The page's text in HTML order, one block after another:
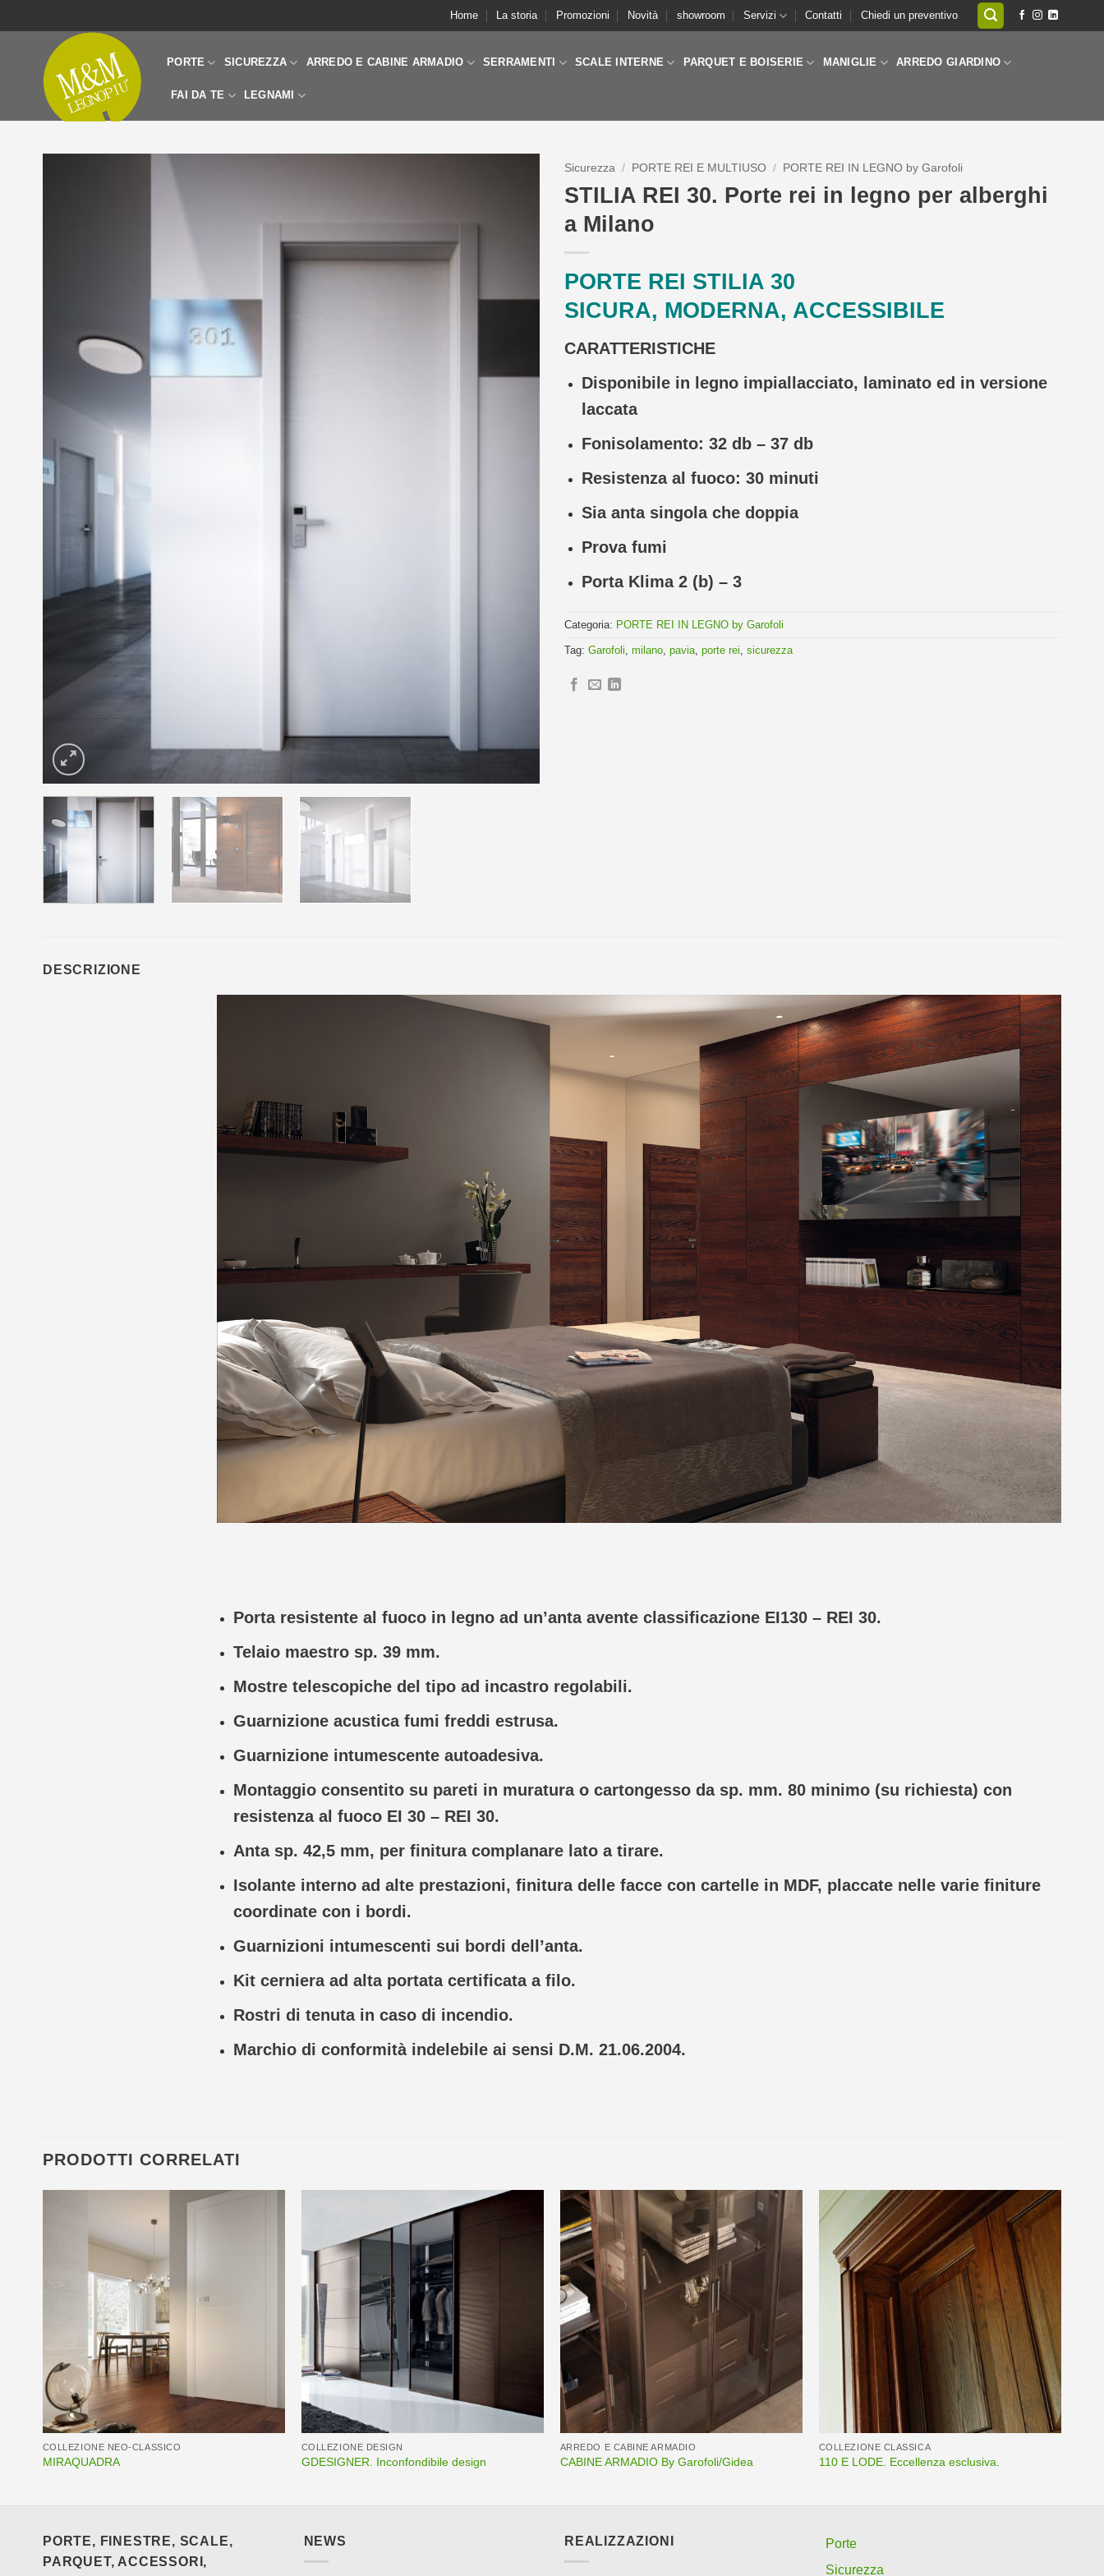
ai
contenuti
Home La storia Promozioni Novità showroom Servizi Contatti Chiedi un preventivo
PORTE SICUREZZA ARREDO E CABINE ARMADIO SERRAMENTI SCALE INTERNE PARQUET E BOISERIE MANIGLIE ARREDO GIARDINO
FAI DA TE LEGNAMI
Sicurezza / PORTE REI E MULTIUSO / PORTE REI IN LEGNO by Garofoli
STILIA REI 30. Porte rei in legno per alberghi
a Milano
PORTE REI STILIA 30
SICURA, MODERNA, ACCESSIBILE
CARATTERISTICHE
Disponibile in legno impiallacciato, laminato ed in versione
laccata
Fonisolamento: 32 db – 37 db
Resistenza al fuoco: 30 minuti
Sia anta singola che doppia
Prova fumi
Porta Klima 2 (b) – 3
Categoria: PORTE REI IN LEGNO by Garofoli
Tag: Garofoli, milano, pavia, porte rei, sicurezza
DESCRIZIONE
Porta resistente al fuoco in legno ad unʼanta avente classificazione EI130 – REI 30.
Telaio maestro sp. 39 mm.
Mostre telescopiche del tipo ad incastro regolabili.
Guarnizione acustica fumi freddi estrusa.
Guarnizione intumescente autoadesiva.
Montaggio consentito su pareti in muratura o cartongesso da sp. mm. 80 minimo (su richiesta) con
resistenza al fuoco EI 30 – REI 30.
Anta sp. 42,5 mm, per finitura complanare lato a tirare.
Isolante interno ad alte prestazioni, finitura delle facce con cartelle in MDF, placcate nelle varie finiture
coordinate con i bordi.
Guarnizioni intumescenti sui bordi dellʼanta.
Kit cerniera ad alta portata certificata a filo.
Rostri di tenuta in caso di incendio.
Marchio di conformità indelebile ai sensi D.M. 21.06.2004.
PRODOTTI CORRELATI
COLLEZIONE NEO-CLASSICO
MIRAQUADRA
COLLEZIONE DESIGN
GDESIGNER. Inconfondibile design
ARREDO E CABINE ARMADIO
CABINE ARMADIO By Garofoli/Gidea
COLLEZIONE CLASSICA
110 E LODE. Eccellenza esclusiva.
PORTE, FINESTRE, SCALE,
PARQUET, ACCESSORI,
NEWS REALIZZAZIONI
Porte
Sicurezza